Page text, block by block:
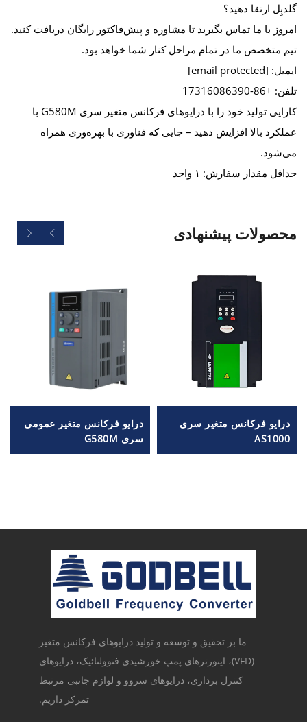
گلدبِل ارتقا دهید؟
امروز با ما تماس بگیرید تا مشاوره و پیش‌فاکتور رایگان دریافت کنید.
تیم متخصص ما در تمام مراحل کنار شما خواهد بود.
ایمیل: [email protected]
تلفن: +86-17316086390
کارایی تولید خود را با درایوهای فرکانس متغیر سری G580M با
عملکرد بالا افزایش دهید – جایی که فناوری با بهره‌وری همراه
می‌شود.
حداقل مقدار سفارش: ۱ واحد
محصولات پیشنهادی
درایو فرکانس متغیر سری
AS1000
درایو فرکانس متغیر عمومی
سری G580M
ما بر تحقیق و توسعه و تولید درایوهای فرکانس متغیر
(VFD)، اینورترهای پمپ خورشیدی فتوولتائیک، درایوهای
کنترل برداری، درایوهای سروو و لوازم جانبی مرتبط
تمرکز داریم.